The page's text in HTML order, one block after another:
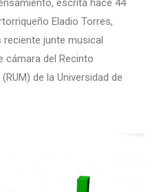
escrita hace 44
Eladio Torres,
junte musical
cámara del Recinto
de la Universidad de